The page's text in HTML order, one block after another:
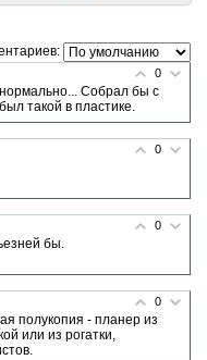
0
Собрал бы с
такой в пластике.
0
0
бы.
0
полукопия - планер из
или из рогатки,